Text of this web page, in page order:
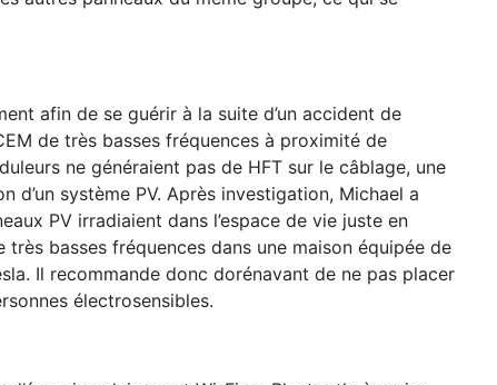
afin de se guérir à la suite d’un accident de
de très basses fréquences à proximité de
ne généraient pas de HFT sur le câblage, une
d’un système PV. Après investigation, Michael a
PV irradiaient dans l’espace de vie juste en
basses fréquences dans une maison équipée de
Il recommande donc dorénavant de ne pas placer
électrosensibles.